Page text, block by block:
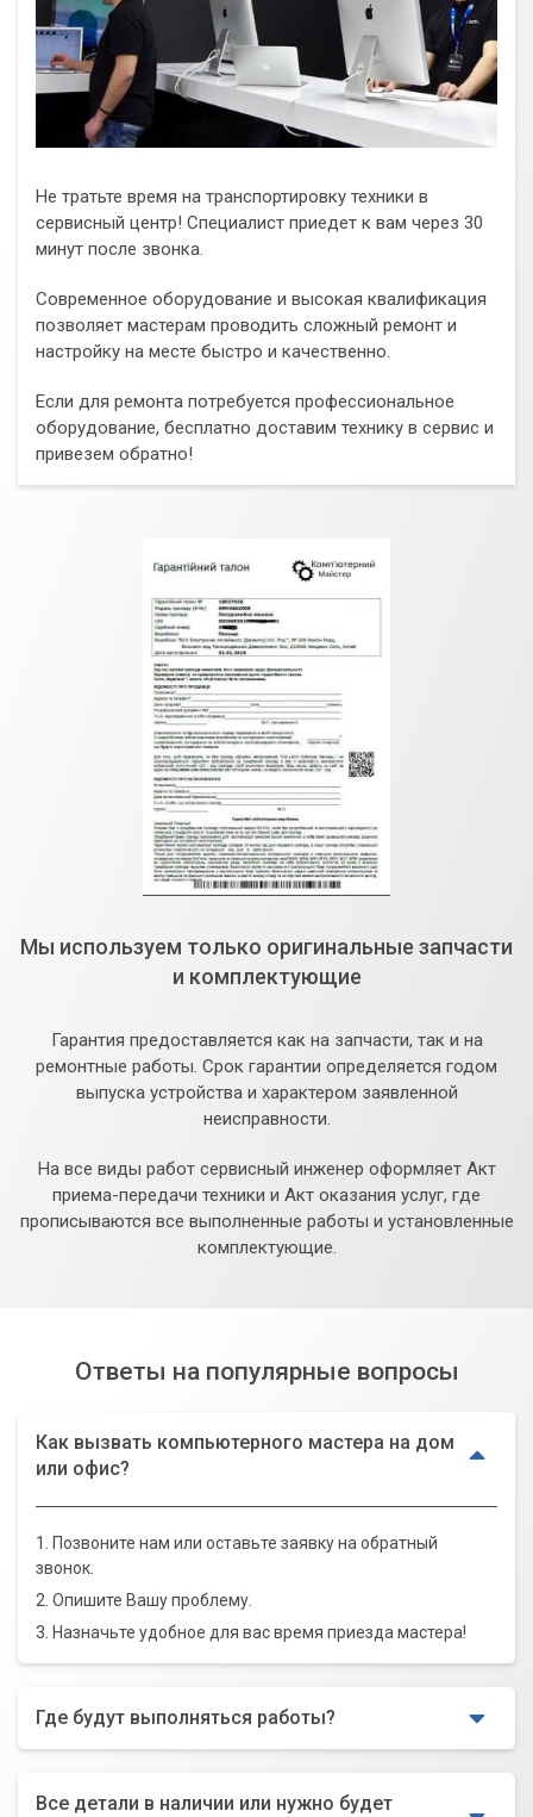
Не тратьте время на транспортировку техники в
сервисный центр! Специалист приедет к вам через 30
минут после звонка.
Современное оборудование и высокая квалификация
позволяет мастерам проводить сложный ремонт и
настройку на месте быстро и качественно.
Если для ремонта потребуется профессиональное
оборудование, бесплатно доставим технику в сервис и
привезем обратно!
Мы используем только оригинальные запчасти
и комплектующие
Гарантия предоставляется как на запчасти, так и на
ремонтные работы. Срок гарантии определяется годом
выпуска устройства и характером заявленной
неисправности.
На все виды работ сервисный инженер оформляет Акт
приема-передачи техники и Акт оказания услуг, где
прописываются все выполненные работы и установленные
комплектующие.
Ответы на популярные вопросы
Как вызвать компьютерного мастера на дом
или офис?
1. Позвоните нам или оставьте заявку на обратный
звонок.
2. Опишите Вашу проблему.
3. Назначьте удобное для вас время приезда мастера!
Где будут выполняться работы?
Все детали в наличии или нужно будет